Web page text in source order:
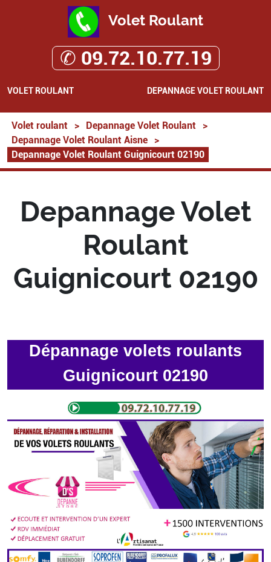
Volet Roulant
✆ 09.72.10.77.19
VOLET ROULANT DEPANNAGE VOLET ROULANT
Volet roulant > Depannage Volet Roulant
>
Depannage Volet Roulant Aisne
>
Depannage Volet Roulant Guignicourt 02190
Depannage Volet
Roulant
Guignicourt 02190
Dépannage volets roulants
Guignicourt 02190